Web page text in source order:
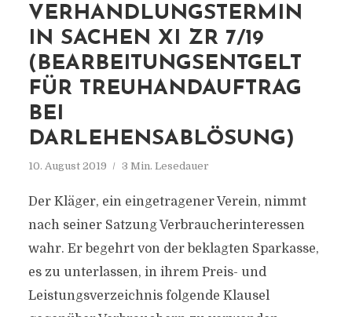
VERHANDLUNGSTERMIN
IN SACHEN XI ZR 7/19
(BEARBEITUNGSENTGELT
FÜR TREUHANDAUFTRAG
BEI
DARLEHENSABLÖSUNG)
10. August 2019 3 Min. Lesedauer
Der Kläger, ein eingetragener Verein, nimmt
nach seiner Satzung Verbraucherinteressen
wahr. Er begehrt von der beklagten Sparkasse,
es zu unterlassen, in ihrem Preis- und
Leistungsverzeichnis folgende Klausel